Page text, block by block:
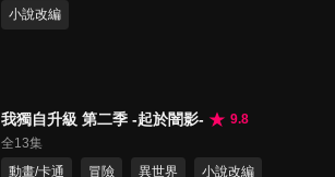
小說改編
我獨自升級 第二季 -起於闇影-
9.8
全13集
動畫/卡通
冒險 異世界 小說改編